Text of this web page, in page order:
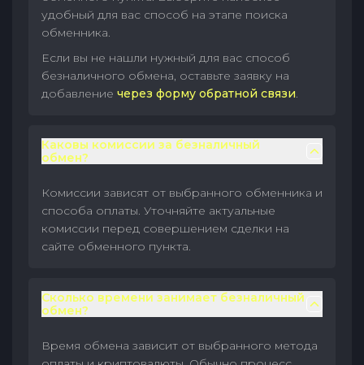
удобный для вас способ на этапе поиска
обменника.
Если вы не нашли нужный для вас способ
безналичного обмена, оставьте заявку на
добавление через форму обратной связи.
Каковы комиссии за безналичный
обмен?
Комиссии зависят от выбранного обменника и
способа оплаты. Уточняйте актуальные
комиссии перед совершением сделки на
сайте обменного пункта.
Сколько времени занимает безналичный
обмен?
Время обмена зависит от выбранного метода